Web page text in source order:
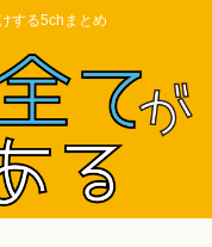
する5chまとめ